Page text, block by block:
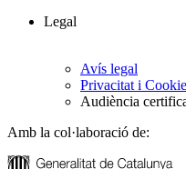
Legal
Avís legal
Privacitat i
Audiència
Amb la col·laboració de: